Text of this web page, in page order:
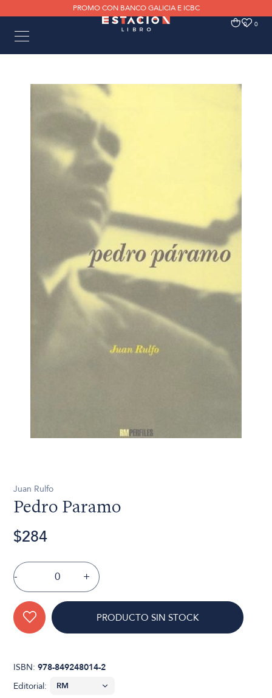
PROMO CON BANCO GALICIA E ICBC
0 0
Juan Rulfo
Pedro Paramo
$284
- +
PRODUCTO SIN STOCK
ISBN:978-849248014-2
Editorial: